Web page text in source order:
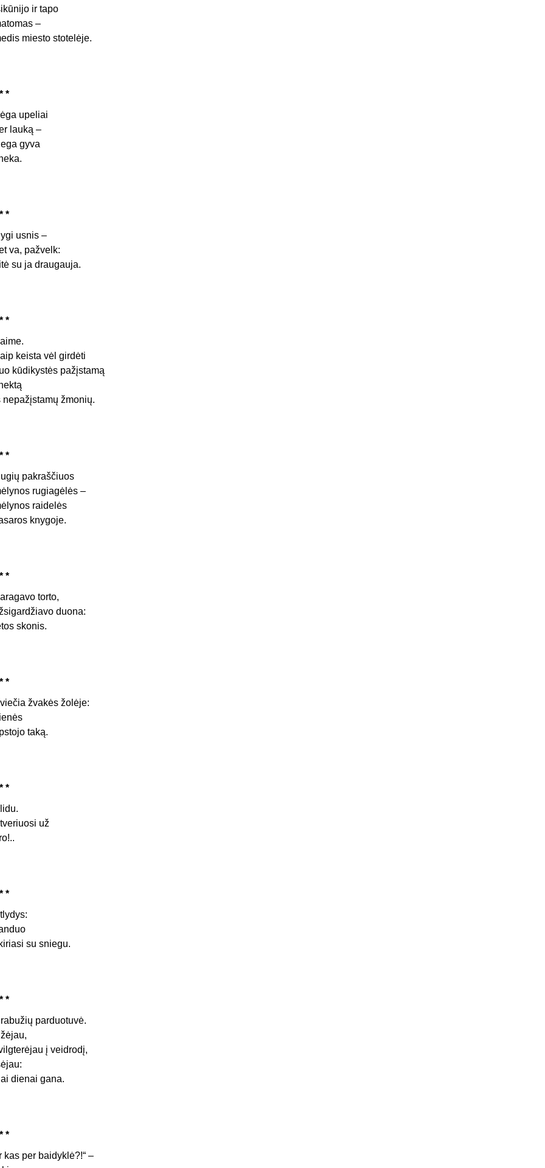
ir tapo
–
miesto stotelėje.
*
upeliai
lauką –
gyva
*
usnis –
va, pažvelk:
su ja draugauja.
*
keista vėl girdėti
kūdikystės pažįstamą
nepažįstamų žmonių.
*
pakraščiuos
rugiagėlės –
raidelės
knygoje.
*
torto,
duona:
skonis.
*
žvakės žolėje:
taką.
*
už
*
su sniegu.
*
parduotuvė.
į veidrodį,
dienai gana.
*
kas per baidyklė?!“ –